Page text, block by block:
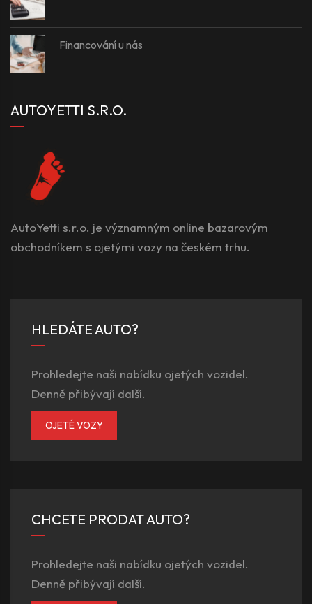
Financování u nás
AUTOYETTI S.R.O.
AutoYetti s.r.o. je významným online bazarovým
obchodníkem s ojetými vozy na českém trhu.
HLEDÁTE AUTO?
Prohledejte naši nabídku ojetých vozidel.
Denně přibývají další.
OJETÉ VOZY
CHCETE PRODAT AUTO?
Prohledejte naši nabídku ojetých vozidel.
Denně přibývají další.